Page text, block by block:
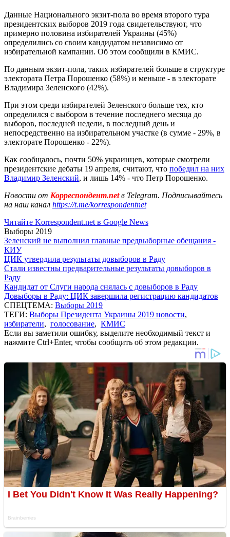
Данные Национального экзит-пола во время второго тура
президентских выборов 2019 года свидетельствуют, что
примерно половина избирателей Украины (45%)
определились со своим кандидатом независимо от
избирательной кампании. Об этом сообщили в КМИС.
По данным экзит-пола, таких избирателей больше в структуре
электората Петра Порошенко (58%) и меньше - в электорате
Владимира Зеленского (42%).
При этом среди избирателей Зеленского больше тех, кто
определился с выбором в течение последнего месяца до
выборов, последней недели, в последний день и
непосредственно на избирательном участке (в сумме - 29%, в
электорате Порошенко - 22%).
Как сообщалось, почти 50% украинцев, которые смотрели
президентские дебаты 19 апреля, считают, что победил на них
Владимир Зеленский, и лишь 14% - что Петр Порошенко.
Новости от Корреспондент.netв Telegram. Подписывайтесь
на наш канал https://t.me/korrespondentnet
Читайте Korrespondent.net в Google News
Выборы 2019
Зеленский не выполнил главные предвыборные обещания -
КИУ
ЦИК утвердила результаты довыборов в Раду
Стали известны предварительные результаты довыборов в
Раду
Кандидат от Слуги народа снялась с довыборов в Раду
Довыборы в Раду: ЦИК завершила регистрацию кандидатов
СПЕЦТЕМА: Выборы 2019
ТЕГИ: Выборы Президента Украины 2019 новости,
избиратели, голосование, КМИС
Если вы заметили ошибку, выделите необходимый текст и
нажмите Ctrl+Enter, чтобы сообщить об этом редакции.